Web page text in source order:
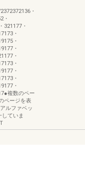
・
・
321177・
・
・
・
・
・
・
・
・
複数のペー
ページを表
ルファベッ
ていま